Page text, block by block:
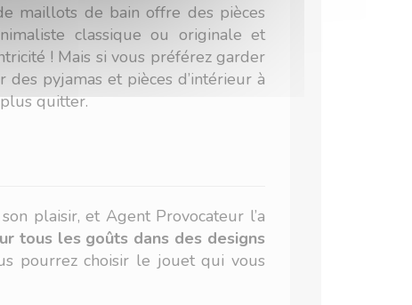
maillots de bain offre des pièces
classique ou originale et
! Mais si vous préférez garder
pyjamas et pièces d’intérieur à
quitter.
plaisir, et Agent Provocateur l’a
tous les goûts dans des designs
pourrez choisir le jouet qui vous